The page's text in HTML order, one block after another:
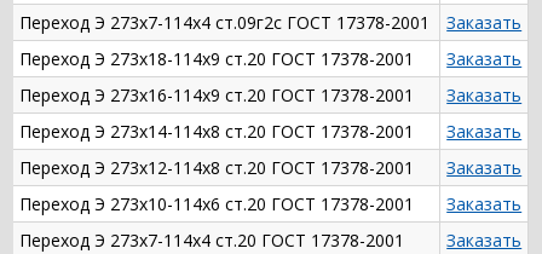
Переход Э 273х7-114х4 ст.09г2с ГОСТ 17378-2001
Заказать
Переход Э 273х18-114х9 ст.20 ГОСТ 17378-2001
Заказать
Переход Э 273х16-114х9 ст.20 ГОСТ 17378-2001
Заказать
Переход Э 273х14-114х8 ст.20 ГОСТ 17378-2001
Заказать
Переход Э 273х12-114х8 ст.20 ГОСТ 17378-2001
Заказать
Переход Э 273х10-114х6 ст.20 ГОСТ 17378-2001
Заказать
Переход Э 273х7-114х4 ст.20 ГОСТ 17378-2001
Заказать